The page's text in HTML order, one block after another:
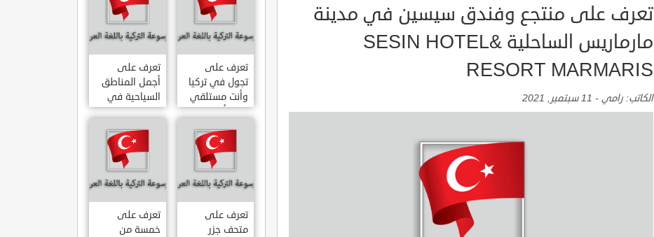
تعرف على منتجع وفندق سيسين في مدينة
مارماريس الساحلية SESIN HOTEL&
RESORT MARMARIS
الكاتب: رامي - 11 سبتمبر, 2021
تعرف على
تجول في تركيا
وأنت مستلقي
على أريكتك
..السياحة
الافتراضية.
تعرف على
أجمل المناطق
السياحية في
اسطنبول
المشهورة في
تعرف على
متحف جزر
تعرف على
خمسة من